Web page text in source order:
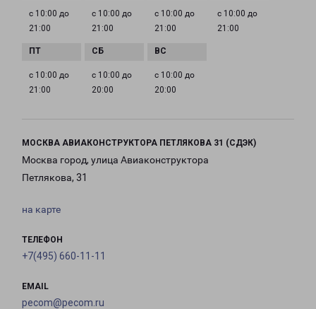
с 10:00 до
21:00
с 10:00 до
21:00
с 10:00 до
21:00
с 10:00 до
21:00
с 10:00 до
21:00
с 10:00 до
20:00
с 10:00 до
20:00
МОСКВА АВИАКОНСТРУКТОРА ПЕТЛЯКОВА 31 (СДЭК)
Москва город, улица Авиаконструктора
Петлякова, 31
на карте
ТЕЛЕФОН
+7(495) 660-11-11
EMAIL
pecom@pecom.ru